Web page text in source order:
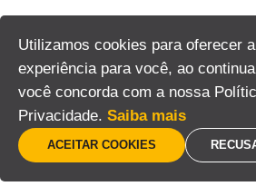
Utilizamos cookies para oferecer
experiência para você, ao
você concorda com a nossa
Privacidade. Saiba mais
ACEITAR COOKIES
conteúdo
Acessórios
Home / Segurança eletrônica /